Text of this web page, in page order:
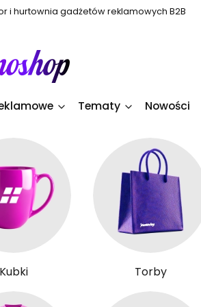
i hurtownia gadżetów reklamowych B2B
Tematy Nowości
Kubki Torby